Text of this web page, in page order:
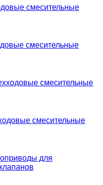
смесительные
смесительные
смесительные
смесительные
для